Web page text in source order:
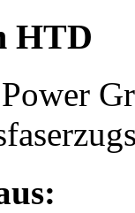
HTD